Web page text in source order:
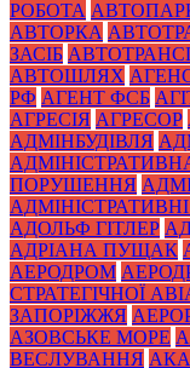
РОБОТА
АВТОРКА
ЗАСІБ
АВТОШЛЯХ
РФ АГЕНТ ФСБ
АГРЕСІЯ АГРЕСОР
АДМІНБУДІВЛЯ
ПОРУШЕННЯ
АДОЛЬФ ГІТЛЕР
АДРІАНА ПУЩАК
АЕРОДРОМ
СТРАТЕГІЧНОЇ
ЗАПОРІЖЖЯ
АЗОВСЬКЕ МОРЕ
ВЕСЛУВАННЯ